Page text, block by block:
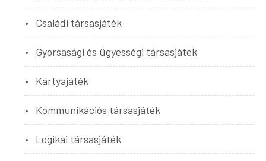
Családi társasjáték
Gyorsasági és ügyességi társasjáték
Kártyajáték
Kommunikációs társasjáték
Logikai társasjáték